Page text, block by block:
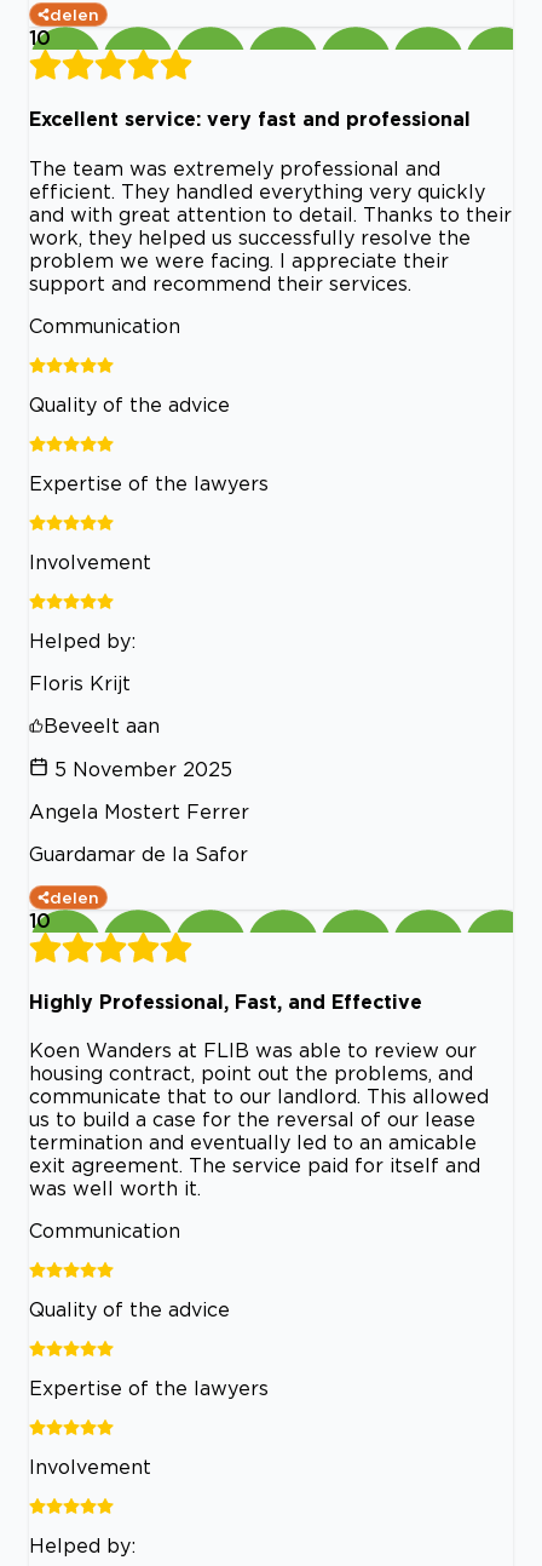
delen
10
Excellent service: very fast and professional
The team was extremely professional and
efficient. They handled everything very quickly
and with great attention to detail. Thanks to their
work, they helped us successfully resolve the
problem we were facing. I appreciate their
support and recommend their services.
Communication
Quality of the advice
Expertise of the lawyers
Involvement
Helped by:
Floris Krijt
Beveelt aan
5 November 2025
Angela Mostert Ferrer
Guardamar de la Safor
delen
10
Highly Professional, Fast, and Effective
Koen Wanders at FLIB was able to review our
housing contract, point out the problems, and
communicate that to our landlord. This allowed
us to build a case for the reversal of our lease
termination and eventually led to an amicable
exit agreement. The service paid for itself and
was well worth it.
Communication
Quality of the advice
Expertise of the lawyers
Involvement
Helped by: